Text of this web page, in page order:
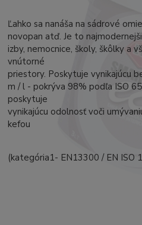
Ľahko sa nanáša na sádrové
novopan atď. Je to
izby, nemocnice, školy, škôlky a
vnútorné
priestory. Poskytuje vynikajúcu
m / l - pokrýva 98% podľa ISO
poskytuje
vynikajúcu odolnosť voči
kefou
(kategória1- EN13300 / EN ISO